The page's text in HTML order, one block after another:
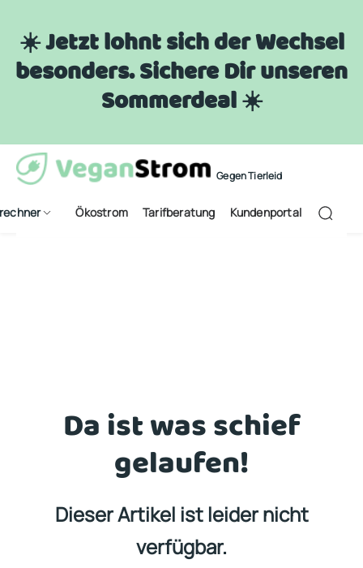
☀️ Jetzt lohnt sich der Wechsel
besonders. Sichere Dir unseren
Sommerdeal ☀️
Gegen Tierleid
Ökostrom Tarifberatung Kundenportal
Da ist was schief
gelaufen!
Dieser Artikel ist leider nicht
verfügbar.